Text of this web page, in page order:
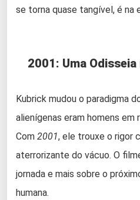
se torna quase tangível, é na
2001: Uma
Kubrick mudou o paradigma
alienígenas eram homens em
Com 2001, ele trouxe o rigor
aterrorizante do vácuo. O
jornada e mais sobre o
humana.